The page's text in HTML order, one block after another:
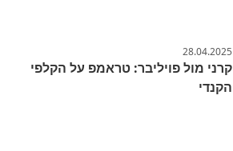
28.04.2025
קרני מול פויליבר: טראמפ על הקלפי
הקנדי